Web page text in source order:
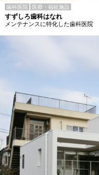
歯科医院 医療・福祉施設
すずしろ歯科はなれ
メンテナンスに特化した歯科医院